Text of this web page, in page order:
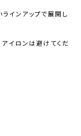
インアップで展開し
イロンは避けてくだ